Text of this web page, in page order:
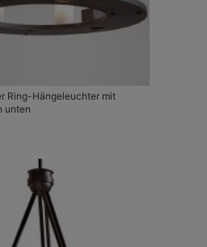
Ring-Hängeleuchter mit
unten